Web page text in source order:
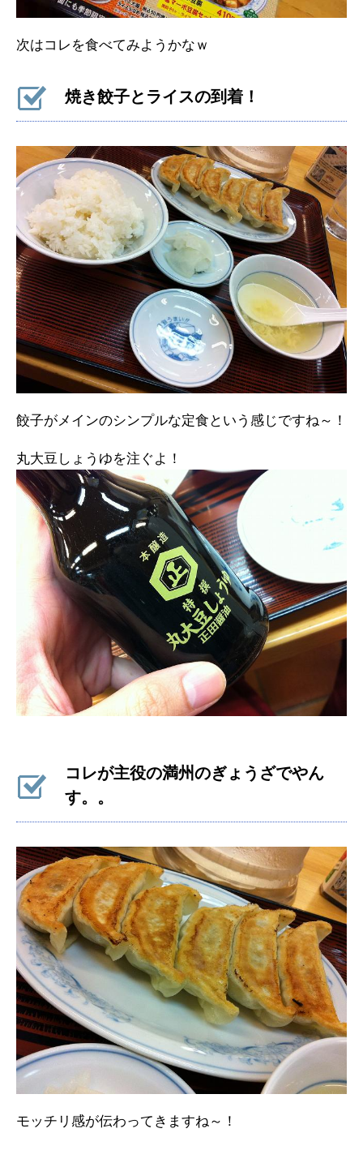
次はコレを食べてみようかなｗ
焼き餃子とライスの到着！
餃子がメインのシンプルな定食という感じですね～！
丸大豆しょうゆを注ぐよ！
コレが主役の満州のぎょうざでやん
す。。
モッチリ感が伝わってきますね～！